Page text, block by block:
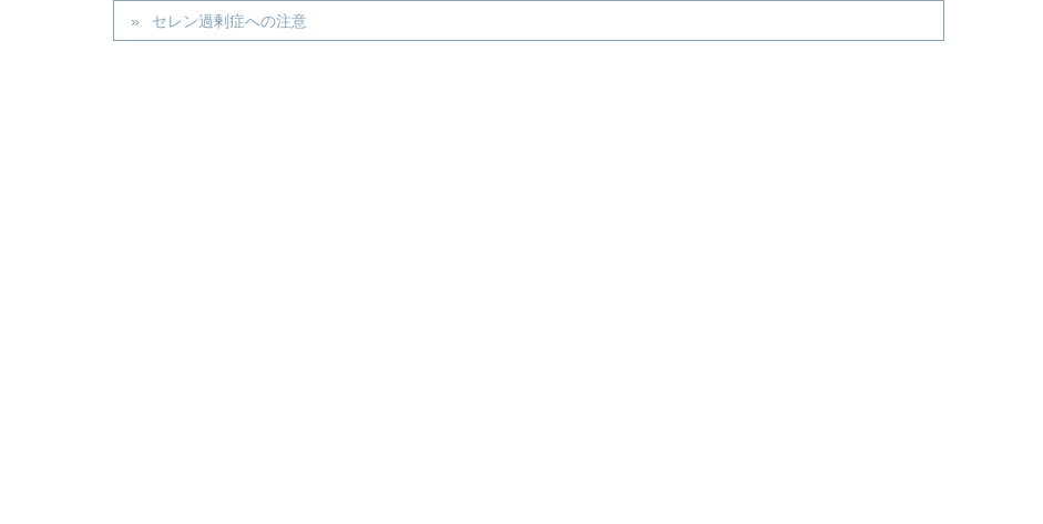
セレン過剰症への注意